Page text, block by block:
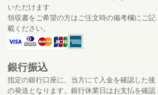
いただけます
領収書をご希望の方はご注文時の備考欄にご記
載ください。
銀行振込
指定の銀行口座に、当方にて入金を確認した後
の発送となります。銀行休業日はお支払を確認